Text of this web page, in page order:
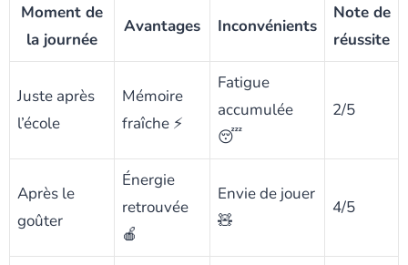
Moment de
la journée
Avantages Inconvénients
Note de
réussite
Juste après
l’école
Mémoire
fraîche ⚡
Fatigue
accumulée
😴
2/5
Après le
goûter
Énergie
retrouvée
🍎
Envie de jouer
🧸
4/5